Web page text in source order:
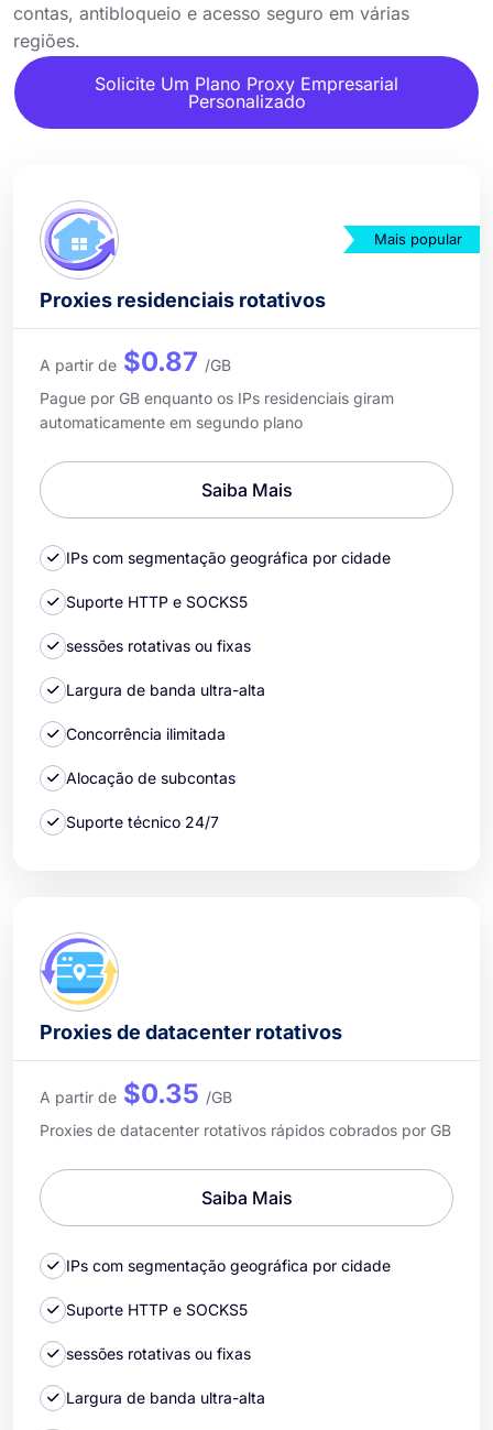
contas, antibloqueio e acesso seguro em várias
regiões.
Solicite Um Plano Proxy Empresarial
Personalizado
Mais popular
Proxies residenciais rotativos
A partir de $0.87 /GB
Pague por GB enquanto os IPs residenciais giram
automaticamente em segundo plano
Saiba Mais
IPs com segmentação geográfica por cidade
Suporte HTTP e SOCKS5
sessões rotativas ou fixas
Largura de banda ultra-alta
Concorrência ilimitada
Alocação de subcontas
Suporte técnico 24/7
Proxies de datacenter rotativos
A partir de $0.35 /GB
Proxies de datacenter rotativos rápidos cobrados por GB
Saiba Mais
IPs com segmentação geográfica por cidade
Suporte HTTP e SOCKS5
sessões rotativas ou fixas
Largura de banda ultra-alta